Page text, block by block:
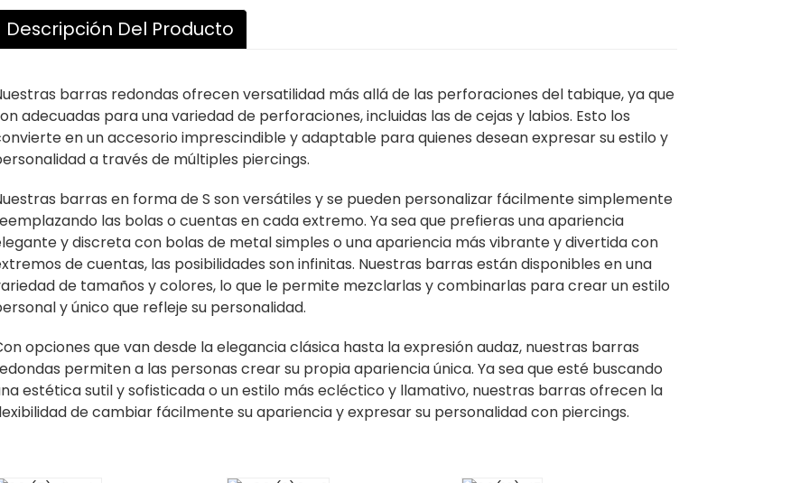
Descripción Del Producto
barras redondas ofrecen versatilidad más allá de las perforaciones del tabique, ya que
adecuadas para una variedad de perforaciones, incluidas las de cejas y labios. Esto los
en un accesorio imprescindible y adaptable para quienes desean expresar su estilo y
a través de múltiples piercings.
barras en forma de S son versátiles y se pueden personalizar fácilmente simplemente
las bolas o cuentas en cada extremo. Ya sea que prefieras una apariencia
y discreta con bolas de metal simples o una apariencia más vibrante y divertida con
de cuentas, las posibilidades son infinitas. Nuestras barras están disponibles en una
de tamaños y colores, lo que le permite mezclarlas y combinarlas para crear un estilo
y único que refleje su personalidad.
opciones que van desde la elegancia clásica hasta la expresión audaz, nuestras barras
permiten a las personas crear su propia apariencia única. Ya sea que esté buscando
estética sutil y sofisticada o un estilo más ecléctico y llamativo, nuestras barras ofrecen la
de cambiar fácilmente su apariencia y expresar su personalidad con piercings.